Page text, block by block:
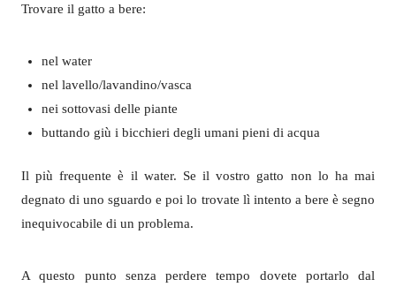
Trovare il gatto a bere:
nel water
nel lavello/lavandino/vasca
nei sottovasi delle piante
buttando giù i bicchieri degli umani pieni di acqua
Il più frequente è il water. Se il vostro gatto non lo ha mai
degnato di uno sguardo e poi lo trovate lì intento a bere è segno
inequivocabile di un problema.
A questo punto senza perdere tempo dovete portarlo dal